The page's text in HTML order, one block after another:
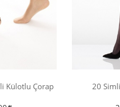
Külotlu Çorap 20